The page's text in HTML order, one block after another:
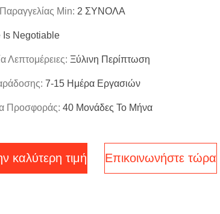
Min: 2 ΣΥΝΟΛΑ
Is Negotiable
Λεπτομέρειες: Ξύλινη Περίπτωση
7-15 Ημέρα Εργασιών
Προσφοράς: 40 Μονάδες Το Μήνα
καλύτερη τιμή Επικοινωνήστε τώρα